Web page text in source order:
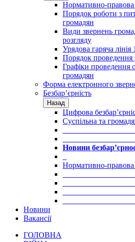
Нормативно-правова
Порядок роботи з
громадян
Види звернень
розгляду
Урядова гаряча лінія
Порядок проведення
Графіки проведення
громадян
Форма електронного
Безбар’єрність
Назад
Цифрова
Суспільна та
Новини
Нормативно-правова
Новини
Вакансії
ГОЛОВНА